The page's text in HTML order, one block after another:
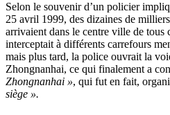
Selon le souvenir d’un policier
25 avril 1999, des dizaines de
arrivaient dans le centre ville de tous
interceptait à différents carrefours
mais plus tard, la police ouvrait la
Zhongnanhai, ce qui finalement a
Zhongnanhai », qui fut en fait,
siège ».